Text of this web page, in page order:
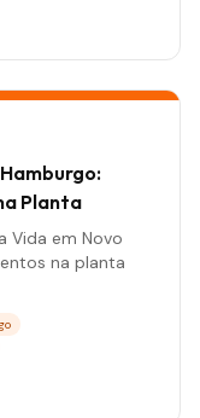
Planta
Vida em Novo
na planta